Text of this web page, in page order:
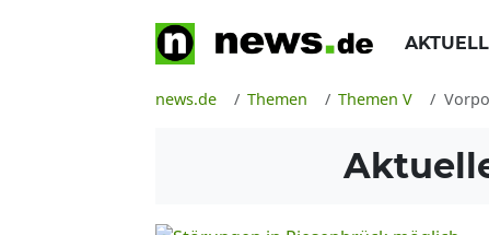
news.de Themen Themen V